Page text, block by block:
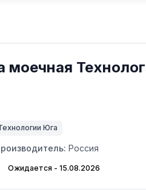
моечная
Юга
Россия
Ожидается - 15.08.2026